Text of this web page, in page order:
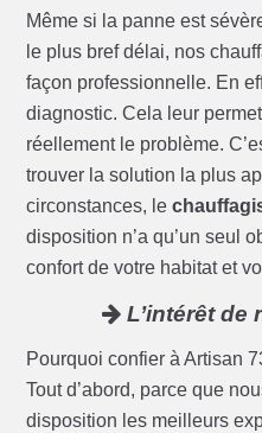
Même si la panne est
le plus bref délai, nos
façon professionnelle. En
diagnostic. Cela leur
réellement le problème.
trouver la solution la plus
circonstances, le
disposition n’a qu’un seul
confort de votre habitat et
L’intérêt de
Pourquoi confier à Artisan
Tout d’abord, parce que
disposition les meilleurs